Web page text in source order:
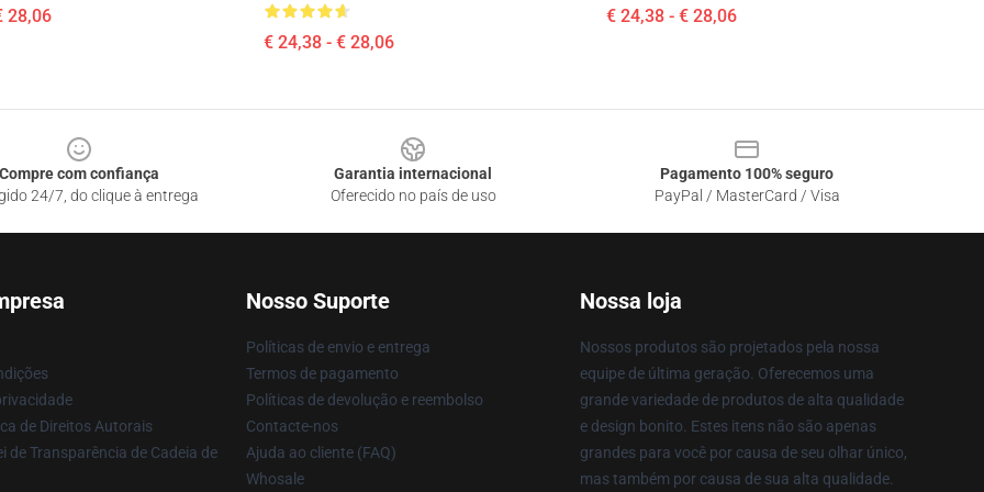
28,06
€ 24,38 - € 28,06
€ 24,38 - € 28,06
Compre com confiança
24/7, do clique à entrega
Garantia internacional
Oferecido no país de uso
Pagamento 100% seguro
PayPal / MasterCard / Visa
de Direitos Autorais
de Transparência de Cadeia de
Nosso Suporte
Políticas de envio e entrega
Termos de pagamento
Políticas de devolução e reembolso
Contacte-nos
Ajuda ao cliente (FAQ)
Whosale
Nossa loja
Nossos produtos são projetados pela nossa
equipe de última geração. Oferecemos uma
grande variedade de produtos de alta qualidade
e design bonito. Estes itens não são apenas
grandes para você por causa de seu olhar único,
mas também por causa de sua alta qualidade.